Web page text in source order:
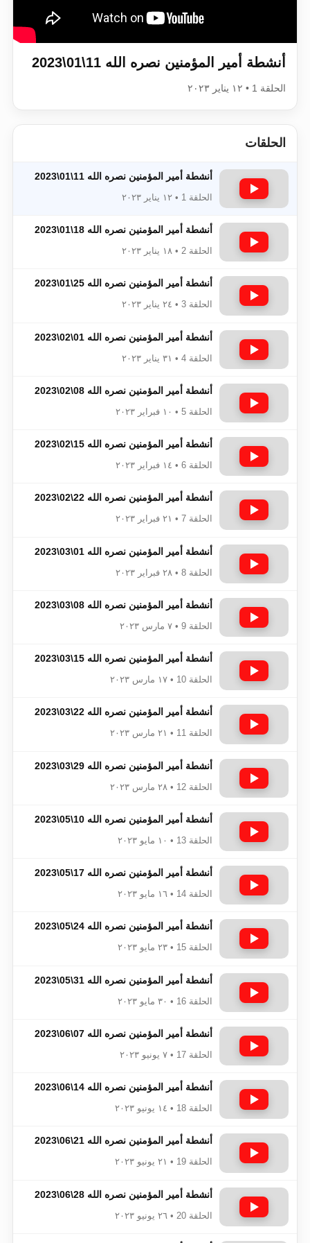
اقرأ هذا الكتاب وتعرّف على حقيقة
أنشطة أمير المؤمنين نصره الله 11\01\2023
الحلقة 1 • ١٢ يناير ٢٠٢٣
الحلقات
أنشطة أمير المؤمنين نصره الله 11\01\2023
الحلقة 1 • ١٢ يناير ٢٠٢٣
أنشطة أمير المؤمنين نصره الله 18\01\2023
الحلقة 2 • ١٨ يناير ٢٠٢٣
أنشطة أمير المؤمنين نصره الله 25\01\2023
الحلقة 3 • ٢٤ يناير ٢٠٢٣
أنشطة أمير المؤمنين نصره الله 01\02\2023
الحلقة 4 • ٣١ يناير ٢٠٢٣
أنشطة أمير المؤمنين نصره الله 08\02\2023
الحلقة 5 • ١٠ فبراير ٢٠٢٣
أنشطة أمير المؤمنين نصره الله 15\02\2023
الحلقة 6 • ١٤ فبراير ٢٠٢٣
أنشطة أمير المؤمنين نصره الله 22\02\2023
الحلقة 7 • ٢١ فبراير ٢٠٢٣
أنشطة أمير المؤمنين نصره الله 01\03\2023
الحلقة 8 • ٢٨ فبراير ٢٠٢٣
أنشطة أمير المؤمنين نصره الله 08\03\2023
الحلقة 9 • ٧ مارس ٢٠٢٣
أنشطة أمير المؤمنين نصره الله 15\03\2023
الحلقة 10 • ١٧ مارس ٢٠٢٣
أنشطة أمير المؤمنين نصره الله 22\03\2023
الحلقة 11 • ٢١ مارس ٢٠٢٣
أنشطة أمير المؤمنين نصره الله 29\03\2023
الحلقة 12 • ٢٨ مارس ٢٠٢٣
أنشطة أمير المؤمنين نصره الله 10\05\2023
الحلقة 13 • ١٠ مايو ٢٠٢٣
أنشطة أمير المؤمنين نصره الله 17\05\2023
الحلقة 14 • ١٦ مايو ٢٠٢٣
أنشطة أمير المؤمنين نصره الله 24\05\2023
الحلقة 15 • ٢٣ مايو ٢٠٢٣
أنشطة أمير المؤمنين نصره الله 31\05\2023
الحلقة 16 • ٣٠ مايو ٢٠٢٣
أنشطة أمير المؤمنين نصره الله 07\06\2023
الحلقة 17 • ٧ يونيو ٢٠٢٣
أنشطة أمير المؤمنين نصره الله 14\06\2023
الحلقة 18 • ١٤ يونيو ٢٠٢٣
أنشطة أمير المؤمنين نصره الله 21\06\2023
الحلقة 19 • ٢١ يونيو ٢٠٢٣
أنشطة أمير المؤمنين نصره الله 28\06\2023
الحلقة 20 • ٢٦ يونيو ٢٠٢٣